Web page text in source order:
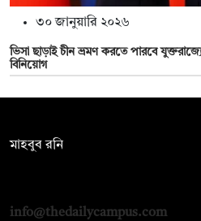
৩০ জানুয়ারি ২০২৬
ভিসা ছাড়াই চীন ভ্রমণ করতে পারবে
বিনিয়োগ
মাহবুব রনি
info@thedailycampus.com